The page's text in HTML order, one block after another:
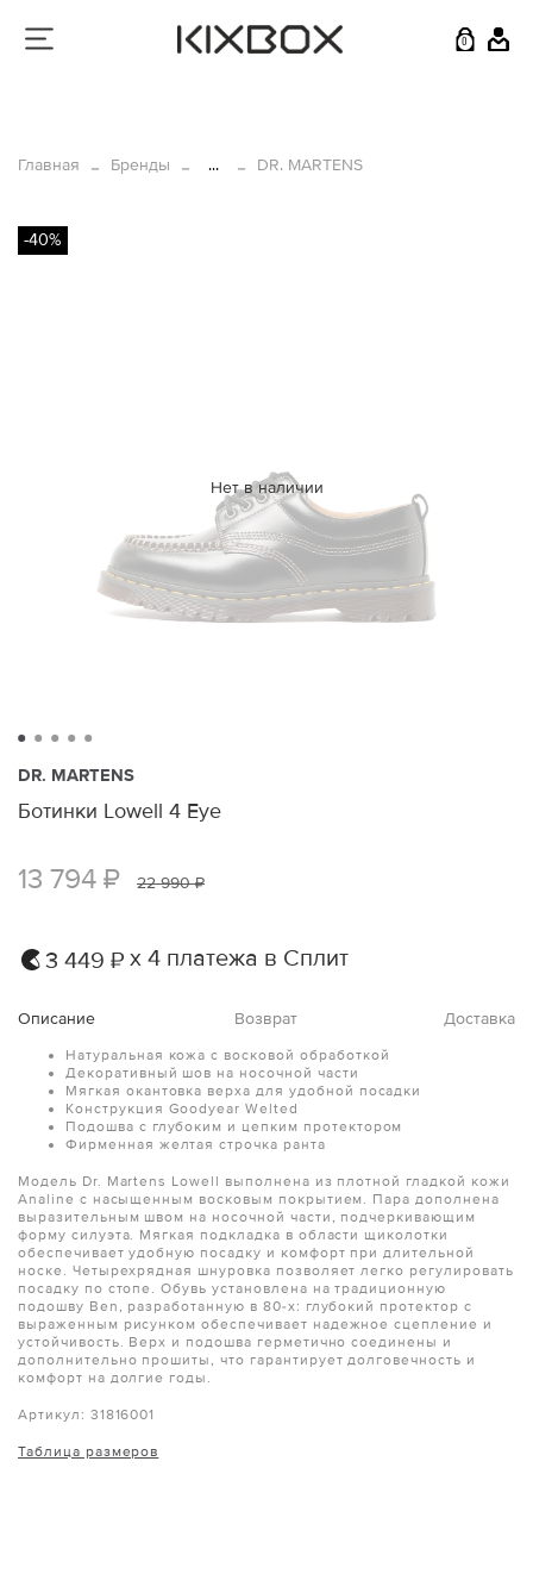
0
Главная Бренды ... DR. MARTENS
Нет в наличии
-40%
DR. MARTENS
Ботинки Lowell 4 Eye
13 794 ₽ 22 990 ₽
3 449 ₽ х 4 платежа в Сплит
Описание Возврат Доставка
Натуральная кожа с восковой обработкой
Декоративный шов на носочной части
Мягкая окантовка верха для удобной посадки
Конструкция Goodyear Welted
Подошва с глубоким и цепким протектором
Фирменная желтая строчка ранта
Модель Dr. Martens Lowell выполнена из плотной гладкой кожи
Analine с насыщенным восковым покрытием. Пара дополнена
выразительным швом на носочной части, подчеркивающим
форму силуэта. Мягкая подкладка в области щиколотки
обеспечивает удобную посадку и комфорт при длительной
носке. Четырехрядная шнуровка позволяет легко регулировать
посадку по стопе. Обувь установлена на традиционную
подошву Ben, разработанную в 80-х: глубокий протектор с
выраженным рисунком обеспечивает надежное сцепление и
устойчивость. Верх и подошва герметично соединены и
дополнительно прошиты, что гарантирует долговечность и
комфорт на долгие годы.
Артикул: 31816001
Таблица размеров